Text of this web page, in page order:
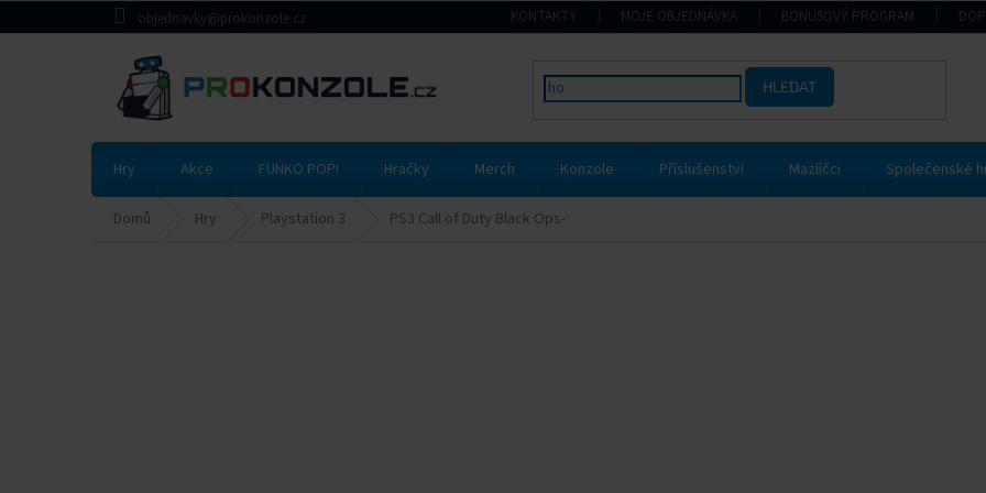
na
objednavky@prokonzole.cz KONTAKTY MOJE OBJEDNÁVKA BONUSOVÝ PROGRAM
HLEDAT
Hry Akce FUNKO POP! Hračky Merch Konzole Příslušenství Mazlíčci Společenské
Domů Hry Playstation 3 PS3 Call of Duty Black Ops-